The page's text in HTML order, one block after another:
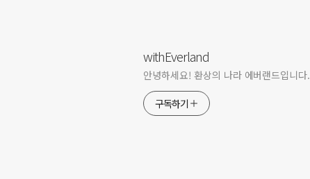
withEverland
안녕하세요! 환상의 나라 에버랜드입니다.
구독하기